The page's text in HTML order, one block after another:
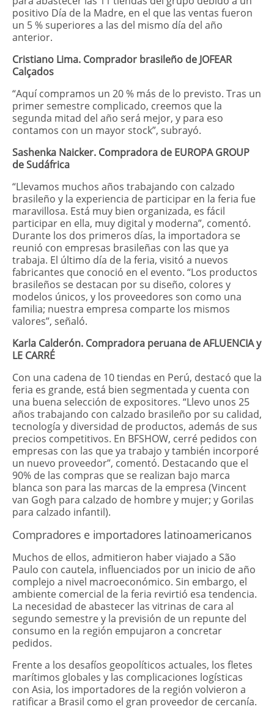
positivo Día de la Madre, en el que las ventas fueron
un 5 % superiores a las del mismo día del año
anterior.
Cristiano Lima. Comprador brasileño de JOFEAR
Calçados
“Aquí compramos un 20 % más de lo previsto. Tras un
primer semestre complicado, creemos que la
segunda mitad del año será mejor, y para eso
contamos con un mayor stock”, subrayó.
Sashenka Naicker. Compradora de EUROPA GROUP
de Sudáfrica
“Llevamos muchos años trabajando con calzado
brasileño y la experiencia de participar en la feria fue
maravillosa. Está muy bien organizada, es fácil
participar en ella, muy digital y moderna”, comentó.
Durante los dos primeros días, la importadora se
reunió con empresas brasileñas con las que ya
trabaja. El último día de la feria, visitó a nuevos
fabricantes que conoció en el evento. “Los productos
brasileños se destacan por su diseño, colores y
modelos únicos, y los proveedores son como una
familia; nuestra empresa comparte los mismos
valores”, señaló.
Karla Calderón. Compradora peruana de AFLUENCIA y
LE CARRÉ
Con una cadena de 10 tiendas en Perú, destacó que la
feria es grande, está bien segmentada y cuenta con
una buena selección de expositores. “Llevo unos 25
años trabajando con calzado brasileño por su calidad,
tecnología y diversidad de productos, además de sus
precios competitivos. En BFSHOW, cerré pedidos con
empresas con las que ya trabajo y también incorporé
un nuevo proveedor”, comentó. Destacando que el
90% de las compras que se realizan bajo marca
blanca son para las marcas de la empresa (Vincent
van Gogh para calzado de hombre y mujer; y Gorilas
para calzado infantil).
Compradores e importadores latinoamericanos
Muchos de ellos, admitieron haber viajado a São
Paulo con cautela, influenciados por un inicio de año
complejo a nivel macroeconómico. Sin embargo, el
ambiente comercial de la feria revirtió esa tendencia.
La necesidad de abastecer las vitrinas de cara al
segundo semestre y la previsión de un repunte del
consumo en la región empujaron a concretar
pedidos.
Frente a los desafíos geopolíticos actuales, los fletes
marítimos globales y las complicaciones logísticas
con Asia, los importadores de la región volvieron a
ratificar a Brasil como el gran proveedor de cercanía.